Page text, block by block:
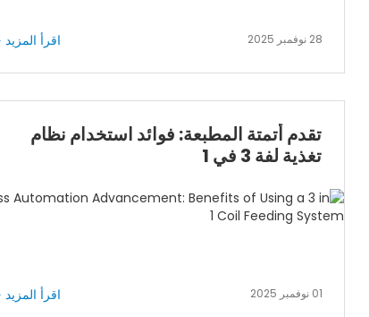
28 نوفمبر 2025 اقرأ المزيد
تقدم أتمتة المطبعة: فوائد استخدام نظام
تغذية لفة 3 في 1
01 نوفمبر 2025 اقرأ المزيد